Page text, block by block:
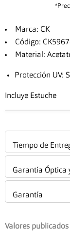
Marca: CK
Código:
Material:
Protección UV: SI
Incluye Estuche
Tiempo de
Garantía Óptica
Garantía
Valores